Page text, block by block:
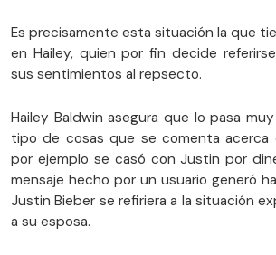
Es precisamente esta situación la que
en Hailey, quien por fin decide
sus sentimientos al repsecto.
Hailey Baldwin asegura que lo pasa
tipo de cosas que se comenta acerca
por ejemplo se casó con Justin por
mensaje hecho por un usuario generó
Justin Bieber se refiriera a la situación
a su esposa.